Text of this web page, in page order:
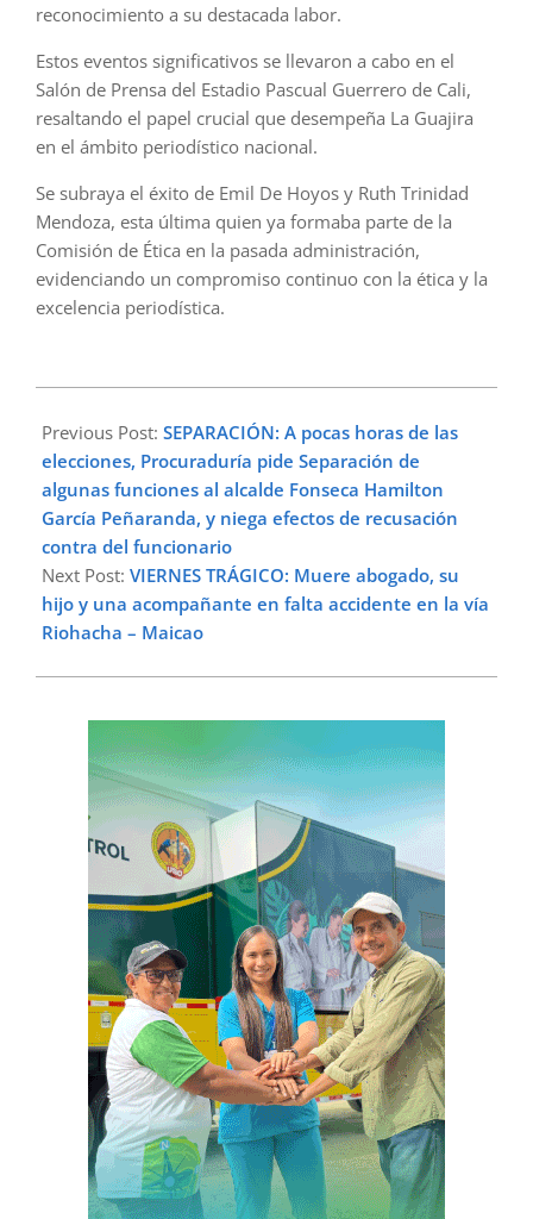
reconocimiento a su destacada labor.
Estos eventos significativos se llevaron a cabo en el
Salón de Prensa del Estadio Pascual Guerrero de Cali,
resaltando el papel crucial que desempeña La Guajira
en el ámbito periodístico nacional.
Se subraya el éxito de Emil De Hoyos y Ruth Trinidad
Mendoza, esta última quien ya formaba parte de la
Comisión de Ética en la pasada administración,
evidenciando un compromiso continuo con la ética y la
excelencia periodística.
12-
15
Previous Post: SEPARACIÓN: A pocas horas de las
elecciones, Procuraduría pide Separación de
algunas funciones al alcalde Fonseca Hamilton
García Peñaranda, y niega efectos de recusación
contra del funcionario
Next Post: VIERNES TRÁGICO: Muere abogado, su
hijo y una acompañante en falta accidente en la vía
Riohacha – Maicao